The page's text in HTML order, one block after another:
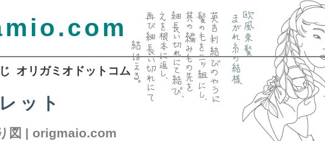
オリガミオドットコム
ット
図 origmaio.com